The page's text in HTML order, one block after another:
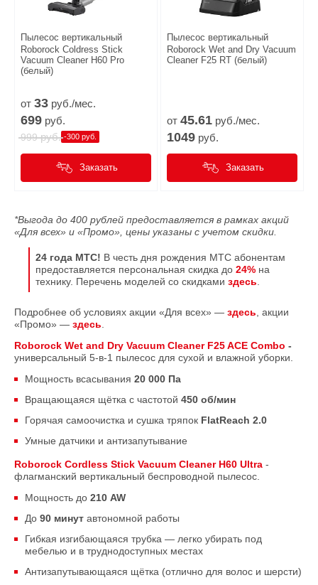
Пылесос вертикальный
Roborock Coldress Stick
Vacuum Cleaner H60 Pro
(белый)
от 33 руб./мес.
699 руб.
999руб. -300 руб.
Заказать
Пылесос вертикальный
Roborock Wet and Dry Vacuum
Cleaner F25 RT (белый)
от 45.61 руб./мес.
1049 руб.
Заказать
*Выгода до 400 рублей предоставляется в рамках акций
«Для всех» и «Промо», цены указаны с учетом скидки.
24 года МТС! В честь дня рождения МТС абонентам
предоставляется персональная скидка до 24% на
технику. Перечень моделей со скидками здесь
Подробнее об условиях акции «Для всех» — здесь , акции
«Промо» — здесь
Roborock Wet and Dry Vacuum Cleaner F25 ACE Combo -
универсальный 5-в-1 пылесос для сухой и влажной уборки.
Мощность всасывания 20 000 Па
Вращающаяся щётка с частотой 450 об/мин
Горячая самоочистка и сушка тряпок FlatReach 2.0
Умные датчики и антизапутывание
Roborock Cordless Stick Vacuum Cleaner H60 Ultra -
флагманский вертикальный беспроводной пылесос.
Мощность до 210 AW
До 90 минут автономной работы
Гибкая изгибающаяся трубка — легко убирать под
мебелью и в труднодоступных местах
Антизапутывающаяся щётка (отлично для волос и шерсти)